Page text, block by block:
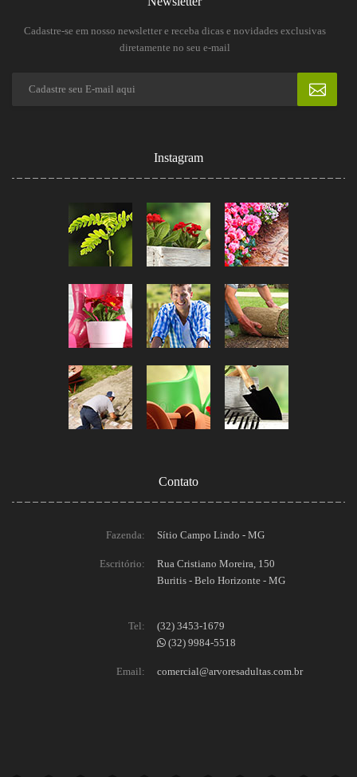
Cadastre-se em nosso newsletter e receba dicas e novidades exclusivas
diretamente no seu e-mail
Instagram
Contato
Fazenda: Sítio Campo Lindo - MG
Escritório:
Rua Cristiano Moreira, 150
Buritis - Belo Horizonte - MG
Tel:
(32) 3453-1679
(32) 9984-5518
Email: comercial@arvoresadultas.com.br